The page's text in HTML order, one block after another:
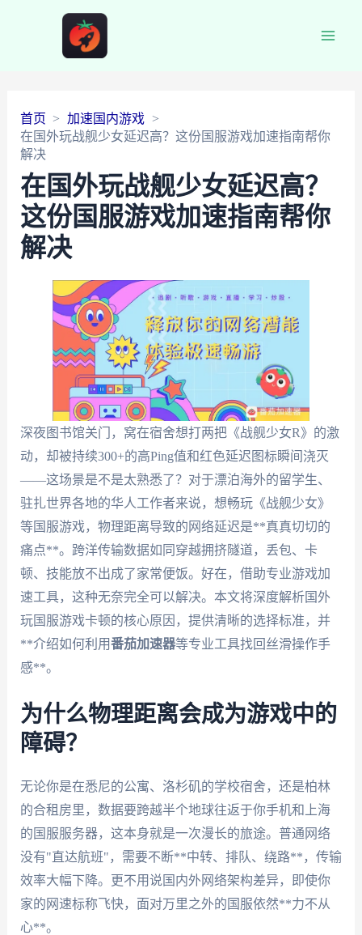
首页
加速国内游戏
在国外玩战舰少女延迟高？这份国服游戏加速指南帮你
解决
在国外玩战舰少女延迟高？
这份国服游戏加速指南帮你
解决
深夜图书馆关门，窝在宿舍想打两把《战舰少女R》的激
动，却被持续300+的高Ping值和红色延迟图标瞬间浇灭
——这场景是不是太熟悉了？对于漂泊海外的留学生、
驻扎世界各地的华人工作者来说，想畅玩《战舰少女》
等国服游戏，物理距离导致的网络延迟是**真真切切的
痛点**。跨洋传输数据如同穿越拥挤隧道，丢包、卡
顿、技能放不出成了家常便饭。好在，借助专业游戏加
速工具，这种无奈完全可以解决。本文将深度解析国外
玩国服游戏卡顿的核心原因，提供清晰的选择标准，并
**介绍如何利用番茄加速器等专业工具找回丝滑操作手
感**。
为什么物理距离会成为游戏中的
障碍？
无论你是在悉尼的公寓、洛杉矶的学校宿舍，还是柏林
的合租房里，数据要跨越半个地球往返于你手机和上海
的国服服务器，这本身就是一次漫长的旅途。普通网络
没有"直达航班"，需要不断**中转、排队、绕路**，传输
效率大幅下降。更不用说国内外网络架构差异，即使你
家的网速标称飞快，面对万里之外的国服依然**力不从
心**。